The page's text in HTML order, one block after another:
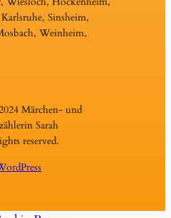
Sinsheim,
Weinheim,
Märchen- und
Sarah
reserved.